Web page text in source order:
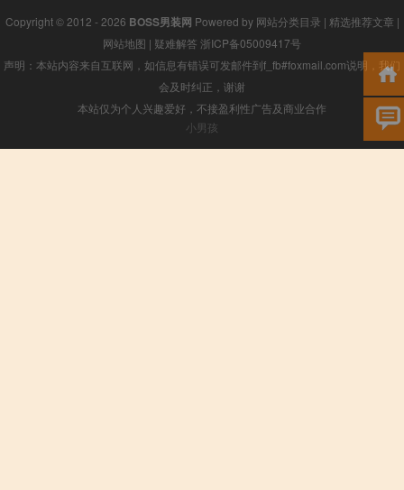
Copyright © 2012 - 2026 BOSS男装网 Powered by 网站分类目录 | 精选推荐文章 |
网站地图 | 疑难解答 浙ICP备05009417号
声明：本站内容来自互联网，如信息有错误可发邮件到f_fb#foxmail.com说明，我们
会及时纠正，谢谢
本站仅为个人兴趣爱好，不接盈利性广告及商业合作
小男孩